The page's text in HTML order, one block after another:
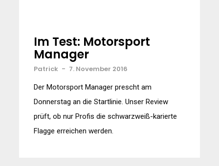
Im Test: Motorsport
Manager
Patrick - 7. November 2016
Der Motorsport Manager prescht am
Donnerstag an die Startlinie. Unser Review
prüft, ob nur Profis die schwarzweiß-karierte
Flagge erreichen werden.